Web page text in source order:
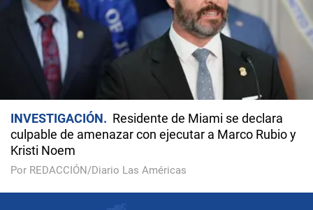
INVESTIGACIÓN
Residente de Miami se declara
culpable de amenazar con ejecutar a Marco Rubio y
Kristi Noem
Por REDACCIÓN/Diario Las Américas